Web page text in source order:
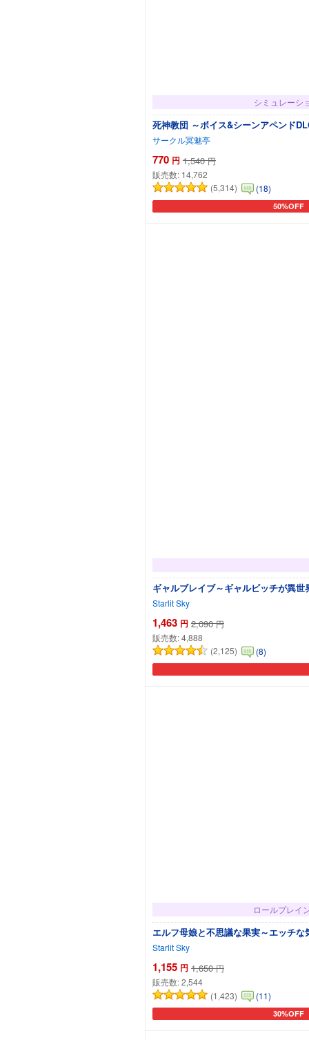
シミュレーシ
死神教団 ～ボイス&シーンアペンド
サークル冥魅亭
770 円 1,540 円
販売数: 14,762
(5,314)
(18)
50%OFF
カートに
ギャルブレイブ～ギャルビッチが異
Starlit Sky
1,463 円 2,090 円
販売数:4,888
(2,125)
(8)
ロールプレイ
エルフ母娘と不思議な果実～エッチ
Starlit Sky
1,155 円 1,650 円
販売数:2,544
(1,423)
(11)
30%OFF
カートに